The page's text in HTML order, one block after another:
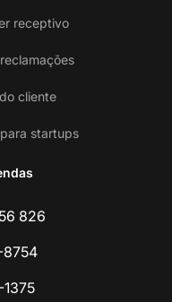
receptivo
cliente
startups
826